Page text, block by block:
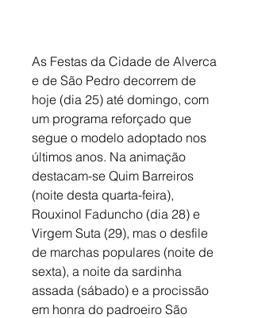
As Festas da Cidade de Alverca
e de São Pedro decorrem de
hoje (dia 25) até domingo, com
um programa reforçado que
segue o modelo adoptado nos
últimos anos. Na animação
destacam-se Quim Barreiros
(noite desta quarta-feira),
Rouxinol Faduncho (dia 28) e
Virgem Suta (29), mas o desfile
de marchas populares (noite de
sexta), a noite da sardinha
assada (sábado) e a procissão
em honra do padroeiro São